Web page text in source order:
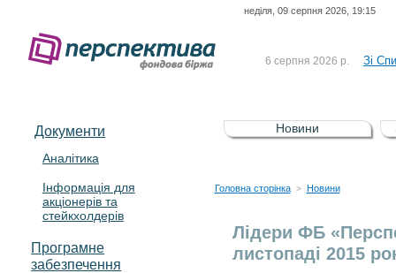
неділя, 09 серпня 2026, 19:15
6 серпня 2026 р. Зі
5 серпня 2026 р.
Зі
UA4000232607)
4 серпня 2026 р.
Документи
Аналітика
Інформація для
акціонерів та
стейкхолдерів
Програмне
забезпечення
Новини
Головна сторінка > Новини
Лідери ФБ
листопаді 2015